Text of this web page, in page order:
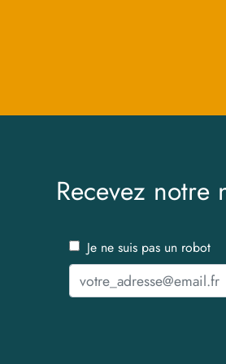
Recevez notre
Je ne suis pas un robot